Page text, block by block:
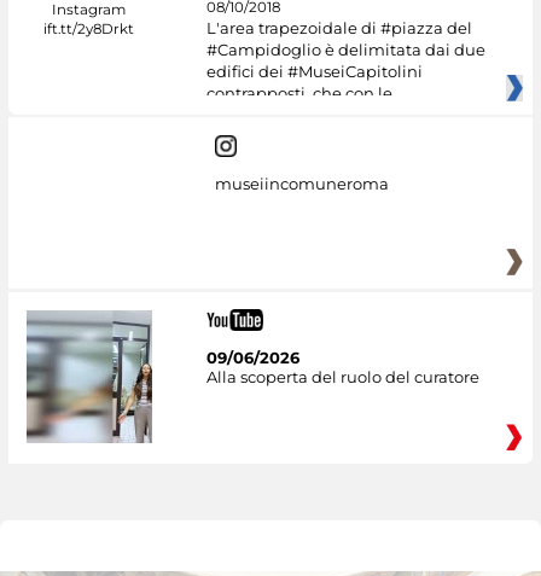
08/10/2018
L'area trapezoidale di #piazza del
#Campidoglio è delimitata dai due
edifici dei #MuseiCapitolini
contrapposti, che con le
museiincomuneroma
09/06/2026
Alla scoperta del ruolo del curatore